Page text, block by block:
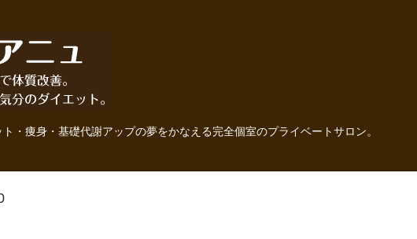
・痩身・基礎代謝アップの夢をかなえる完全個室のプライベートサロン。